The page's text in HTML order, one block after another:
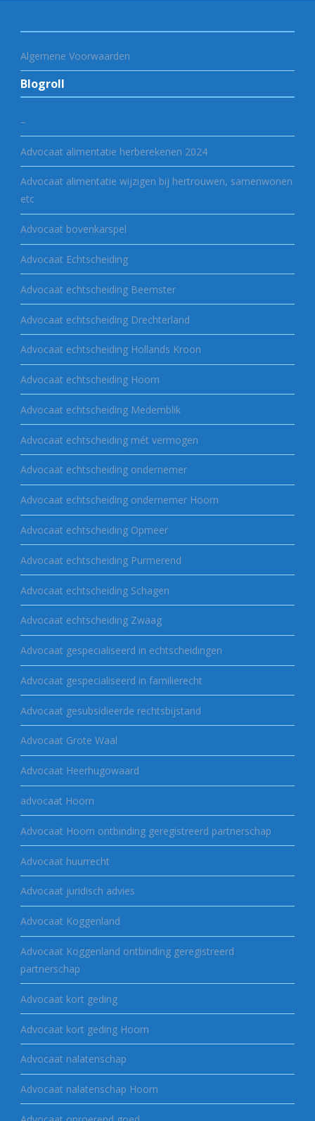
Algemene Voorwaarden
Blogroll
–
Advocaat alimentatie herberekenen 2024
Advocaat alimentatie wijzigen bij hertrouwen, samenwonen
etc
Advocaat bovenkarspel
Advocaat Echtscheiding
Advocaat echtscheiding Beemster
Advocaat echtscheiding Drechterland
Advocaat echtscheiding Hollands Kroon
Advocaat echtscheiding Hoorn
Advocaat echtscheiding Medemblik
Advocaat echtscheiding mét vermogen
Advocaat echtscheiding ondernemer
Advocaat echtscheiding ondernemer Hoorn
Advocaat echtscheiding Opmeer
Advocaat echtscheiding Purmerend
Advocaat echtscheiding Schagen
Advocaat echtscheiding Zwaag
Advocaat gespecialiseerd in echtscheidingen
Advocaat gespecialiseerd in familierecht
Advocaat gesubsidieerde rechtsbijstand
Advocaat Grote Waal
Advocaat Heerhugowaard
advocaat Hoorn
Advocaat Hoorn ontbinding geregistreerd partnerschap
Advocaat huurrecht
Advocaat juridisch advies
Advocaat Koggenland
Advocaat Koggenland ontbinding geregistreerd
partnerschap
Advocaat kort geding
Advocaat kort geding Hoorn
Advocaat nalatenschap
Advocaat nalatenschap Hoorn